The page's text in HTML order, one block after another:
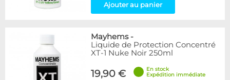
Ajouter au panier
Mayhems-
Liquide de Protection Concentré
XT-1 Nuke Noir 250ml
19,90 €
En stock
Expédition immédiate